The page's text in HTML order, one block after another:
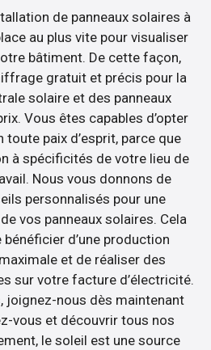
de panneaux solaires à
au plus vite pour visualiser
bâtiment. De cette façon,
gratuit et précis pour la
solaire et des panneaux
Vous êtes capables d’opter
toute paix d’esprit, parce que
à spécificités de votre lieu de
Nous vous donnons de
personnalisés pour une
vos panneaux solaires. Cela
d’une production
et de réaliser des
sur votre facture d’électricité.
joignez-nous dès maintenant
vous et découvrir tous nos
le soleil est une source